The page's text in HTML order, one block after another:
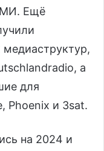
Ещё
медиаструктур,
а
для
Phoenix и 3sat.
на 2024 и